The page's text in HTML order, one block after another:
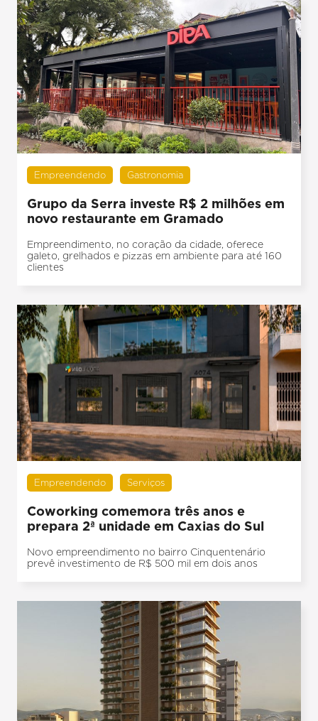
Empreendendo Gastronomia
Grupo da Serra investe R$ 2 milhões em
novo restaurante em Gramado
Empreendimento, no coração da cidade, oferece
galeto, grelhados e pizzas em ambiente para até 160
clientes
Empreendendo Serviços
Coworking comemora três anos e
prepara 2ª unidade em Caxias do Sul
Novo empreendimento no bairro Cinquentenário
prevê investimento de R$ 500 mil em dois anos